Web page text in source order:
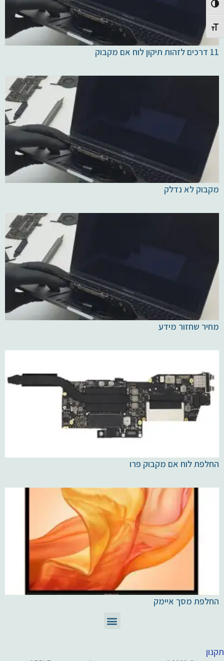
Toggle High Contrast
Toggle Font size
11 דרכים לזהות תיקון לוח אם מקבוק
מקבוק לא נדלק
מחיר שחזור מידע
החלפת לוח אם מקבוק פרו
החלפת מסך איימק
תקנון